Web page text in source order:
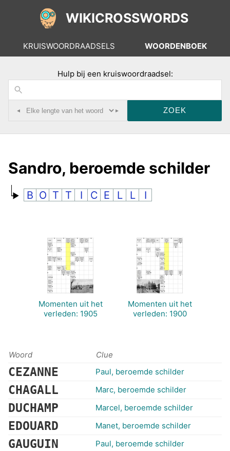
WIKICROSSWORDS
KRUISWOORDRAADSELS WOORDENBOEK
Hulp bij een kruiswoordraadsel:
◂ ▸
Sandro, beroemde schilder
B O T T I C E L L I
Momenten uit het
verleden: 1905
Momenten uit het
verleden: 1900
Woord Clue
CEZANNE Paul, beroemde schilder
CHAGALL Marc, beroemde schilder
DUCHAMP Marcel, beroemde schilder
EDOUARD Manet, beroemde schilder
GAUGUIN Paul, beroemde schilder